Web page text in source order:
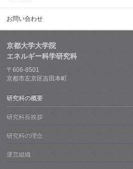
お問い合わせ
京都大学大学院
エネルギー科学研究科
〒606-8501
京都市左京区吉田本町
研究科の概要
研究科長挨拶
研究科の理念
運営組織